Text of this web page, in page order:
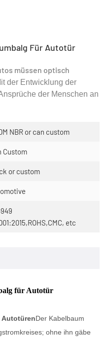
Für Autotür
müssen optisch
der Entwicklung der
der Menschen an
NBR or can custom
Custom
or custom
etc
für Autotür
AutotürenDer Kabelbaum
ohne ihn gäbe